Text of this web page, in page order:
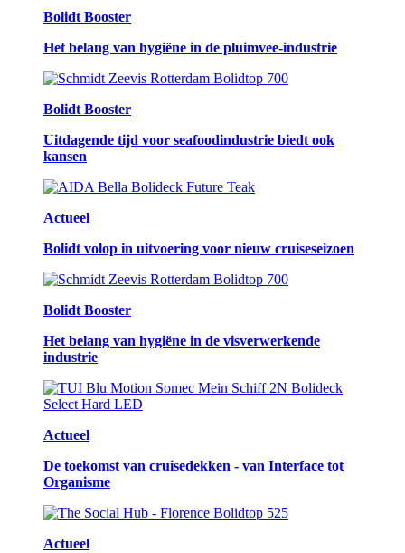
Bolidt Booster
Het belang van hygiëne in de pluimvee-industrie
Bolidt Booster
Uitdagende tijd voor seafoodindustrie biedt ook
kansen
Actueel
Bolidt volop in uitvoering voor nieuw cruiseseizoen
Bolidt Booster
Het belang van hygiëne in de visverwerkende
industrie
Actueel
De toekomst van cruisedekken - van Interface tot
Organisme
Actueel